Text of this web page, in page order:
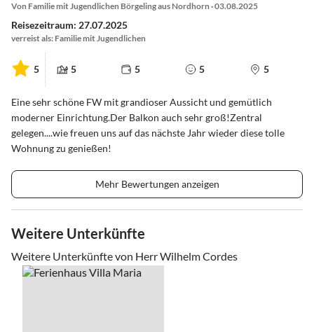
Von Familie mit Jugendlichen Börgeling aus Nordhorn · 03.08.2025
Reisezeitraum: 27.07.2025
verreist als: Familie mit Jugendlichen
5 5 5 5 5
Eine sehr schöne FW mit grandioser Aussicht und gemütlich
moderner Einrichtung.Der Balkon auch sehr groß!Zentral
gelegen....wie freuen uns auf das nächste Jahr wieder diese tolle
Wohnung zu genießen!
Mehr Bewertungen anzeigen
Weitere Unterkünfte
Weitere Unterkünfte von Herr Wilhelm Cordes